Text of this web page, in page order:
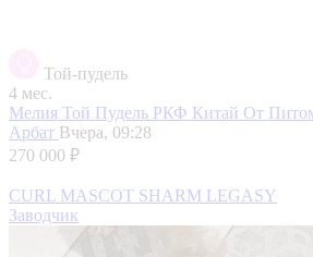
Той-пудель
4 мес.
Мелия Той Пудель РКФ Китай От
Арбат Вчера, 09:28
270 000 ₽
CURL MASCOT SHARM LEGASY
Заводчик